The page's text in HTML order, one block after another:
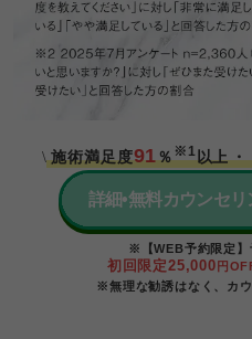
\ 施術満足度91％※1 以上・
詳細•無料カウンセ
※【WEB予約限定】
初回限定25,000 円
※無理な勧誘はなく、カ